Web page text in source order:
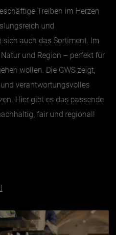
Treiben im Herzen
und
auch das Sortiment. Im
und Region – perfekt für
wollen. Die GWS zeigt,
verantwortungsvolles
Hier gibt es das passende
fair und regional!